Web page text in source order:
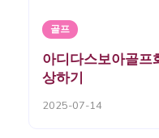
골프
아디다스보아골프
상하기
2025-07-14